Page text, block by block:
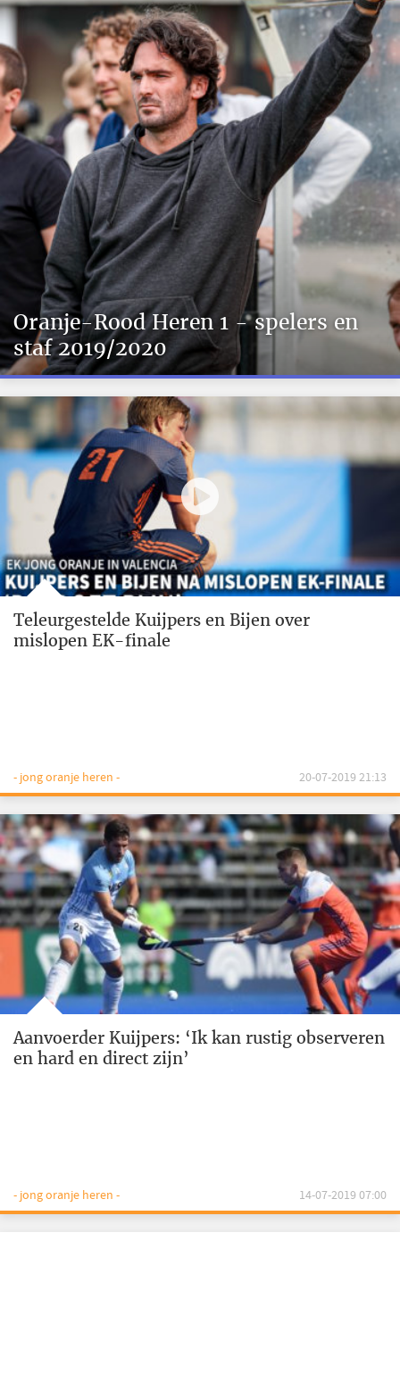
Oranje-Rood Heren 1 - spelers en
staf 2019/2020
Teleurgestelde Kuijpers en Bijen over
mislopen EK-finale
- jong oranje heren - 20-07-2019 21:13
Aanvoerder Kuijpers: ‘Ik kan rustig observeren
en hard en direct zijn’
- jong oranje heren - 14-07-2019 07:00